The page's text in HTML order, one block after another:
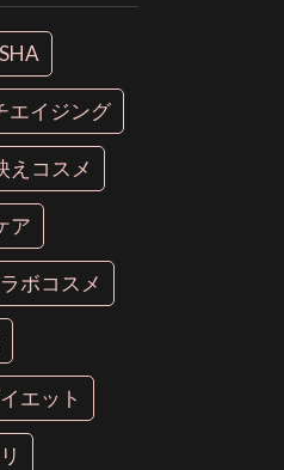
エイジング
えコスメ
ア
ボコスメ
エット